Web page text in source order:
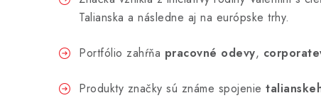
Talianska a následne aj na európske trhy.
Portfólio zahŕňa pracovné odevy,
Produkty značky sú známe spojenie